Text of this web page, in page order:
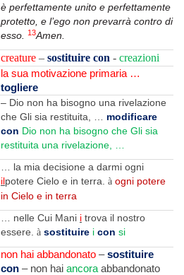
è perfettamente unito e perfettamente
protetto, e l’ego non prevarrà contro di
esso.
13Amen.
creature – sostituire con - creazioni
la sua motivazione primaria …
togliere
– Dio non ha bisogno una rivelazione
che Gli sia restituita, … modificare
con Dio non ha bisogno che Gli sia
restituita una rivelazione, …
… la mia decisione a darmi ogni
ilpotere Cielo e in terra. à ogni potere
in Cielo e in terra
… nelle Cui Mani i trova il nostro
essere. à sostituire i con si
non hai abbandonato –sostituire
con – non hai ancora abbandonato